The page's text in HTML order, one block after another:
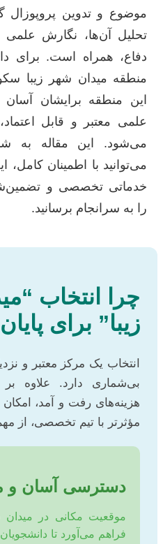
موضوع و تدوین پروپوزال
تحلیل آن‌ها، نگارش علمی
دفاع، همراه است. برای
منطقه میدان شهر زیبا
این منطقه برایشان
علمی معتبر و قابل
می‌شود. این مقاله به
می‌توانید با اطمینان کامل،
خدماتی تخصصی و
را به سرانجام برسانید.
چرا انتخاب
زیبا” برای
انتخاب یک مرکز معتبر و
بی‌شماری دارد. علاوه
هزینه‌های رفت و آمد،
مؤثرتر با تیم تخصصی، از
دسترسی آسان و
موقعیت مکانی در میدان
فراهم می‌آورد تا